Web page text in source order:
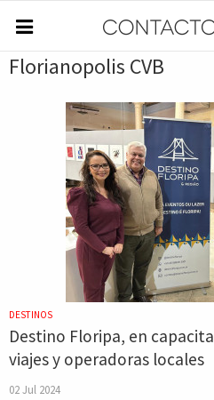
Florianopolis CVB
DESTINOS
Destino Floripa, en
viajes y operadoras locales
02 Jul 2024